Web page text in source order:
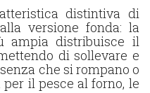
distintiva di
versione fonda: la
ampia distribuisce il
di sollevare e
che si rompano o
il pesce al forno, le